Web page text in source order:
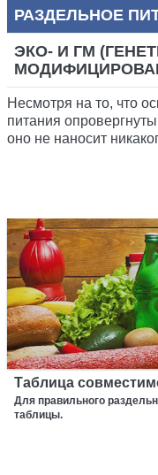
РАЗДЕЛЬНОЕ
ЭКО- И ГМ
Несмотря на то, что
питания
оно не наносит
Таблица
Для правильного
таблицы.